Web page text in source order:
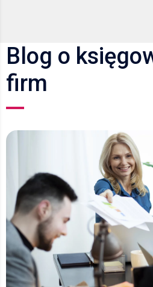
Blog o
firm